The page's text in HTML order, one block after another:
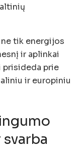
ne tik energijos
ir aplinkai
prisideda prie
ir europiniu